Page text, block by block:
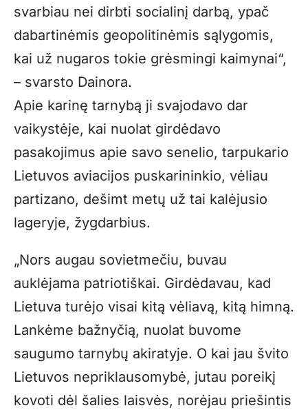
svarbiau nei dirbti socialinį darbą, ypač
dabartinėmis geopolitinėmis sąlygomis,
kai už nugaros tokie grėsmingi kaimynai“,
– svarsto Dainora.
Apie karinę tarnybą ji svajodavo dar
vaikystėje, kai nuolat girdėdavo
pasakojimus apie savo senelio, tarpukario
Lietuvos aviacijos puskarininkio, vėliau
partizano, dešimt metų už tai kalėjusio
lageryje, žygdarbius.
„Nors augau sovietmečiu, buvau
auklėjama patriotiškai. Girdėdavau, kad
Lietuva turėjo visai kitą vėliavą, kitą himną.
Lankėme bažnyčią, nuolat buvome
saugumo tarnybų akiratyje. O kai jau švito
Lietuvos nepriklausomybė, jutau poreikį
kovoti dėl šalies laisvės, norėjau priešintis